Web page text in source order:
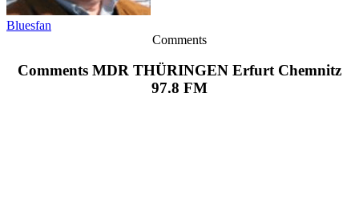
Bluesfan
Comments
Comments MDR THÜRINGEN Erfurt Chemnitz
97.8 FM